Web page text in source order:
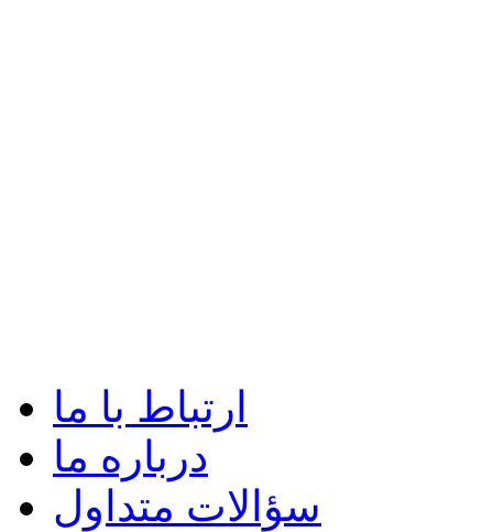
ارتباط با ما
درباره ما
سؤالات متداول